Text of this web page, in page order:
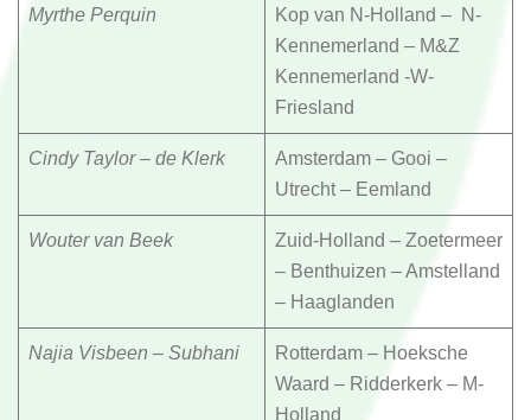
Myrthe Perquin
Kop van N-Holland – N-
Kennemerland – M&Z
Kennemerland -W-
Friesland
Cindy Taylor – de Klerk
Amsterdam – Gooi –
Utrecht – Eemland
Wouter van Beek
Zuid-Holland – Zoetermeer
– Benthuizen – Amstelland
– Haaglanden
Najia Visbeen – Subhani
Rotterdam – Hoeksche
Waard – Ridderkerk – M-
Holland